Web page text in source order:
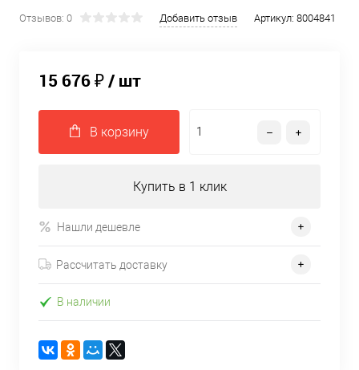
Отзывов: 0 Добавить отзыв Артикул: 8004841
15 676 ₽/ шт
В корзину
Купить в 1 клик
Нашли дешевле
Рассчитать доставку
В наличии